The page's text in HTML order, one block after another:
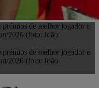
de melhor jogador e
2026 (foto: João
de melhor jogador e
2026 (foto: João